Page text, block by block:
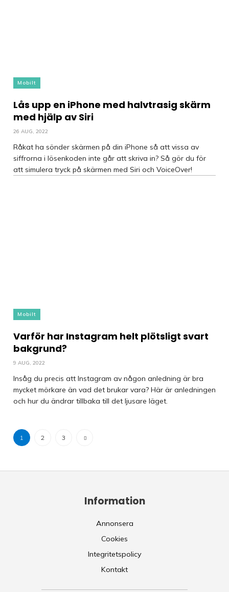
Mobilt
Lås upp en iPhone med halvtrasig skärm
med hjälp av Siri
26 AUG, 2022
Råkat ha sönder skärmen på din iPhone så att vissa av
siffrorna i lösenkoden inte går att skriva in? Så gör du för
att simulera tryck på skärmen med Siri och VoiceOver!
Mobilt
Varför har Instagram helt plötsligt svart
bakgrund?
9 AUG, 2022
Insåg du precis att Instagram av någon anledning är bra
mycket mörkare än vad det brukar vara? Här är anledningen
och hur du ändrar tillbaka till det ljusare läget.
1 2 3
Information
Annonsera
Cookies
Integritetspolicy
Kontakt